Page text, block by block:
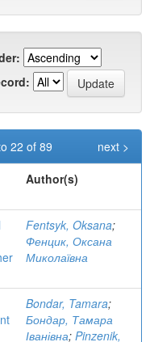
22 of 89
next >
Author(s)
Fentsyk, Oksana;
Фенцик, Оксана
Миколаївна
Bondar, Tamara;
Бондар, Тамара
Іванівна; Pinzenik,